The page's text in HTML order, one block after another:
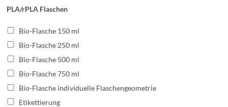
PLA/rPLA Flaschen
Bio-Flasche 150 ml
Bio-Flasche 250 ml
Bio-Flasche 500 ml
Bio-Flasche 750 ml
Bio-Flasche individuelle Flaschengeometrie
Etikettierung